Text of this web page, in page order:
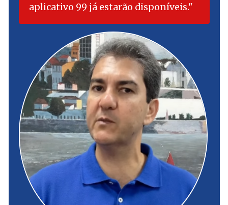
aplicativo 99 já estarão disponíveis.